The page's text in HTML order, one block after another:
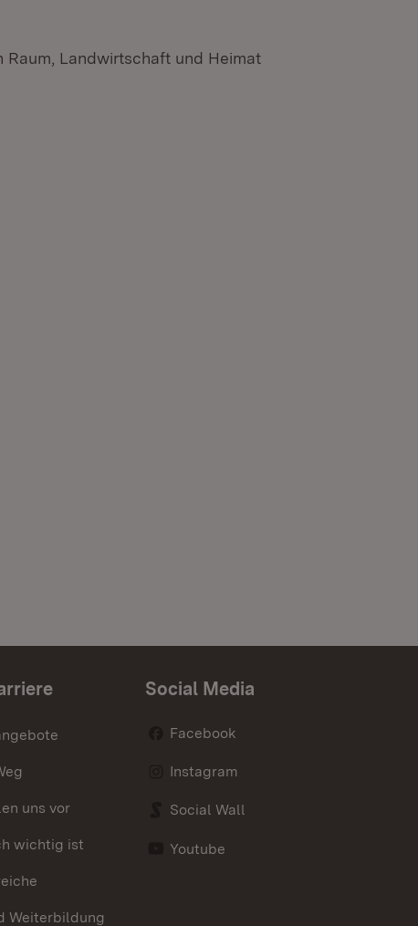
Landwirtschaft und Heimat
uns vor
wichtig ist
Weiterbildung
Social Media
Facebook
Instagram
Social Wall
Youtube